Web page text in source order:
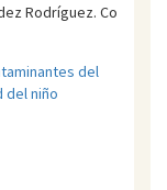
Rodríguez. Co
del
del niño